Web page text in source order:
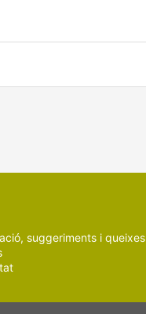
suggeriments i queixes